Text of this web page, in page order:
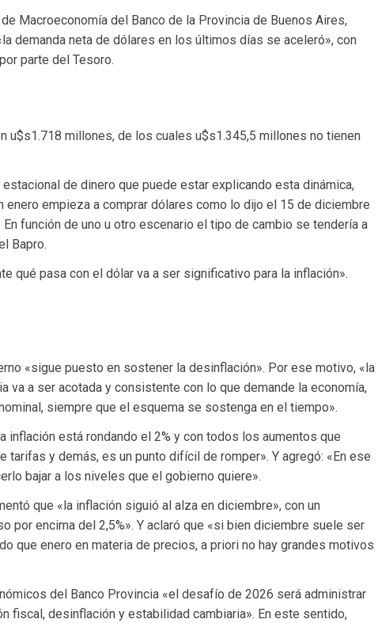
Macroeconomía del Banco de la Provincia de Buenos Aires,
demanda neta de dólares en los últimos días se aceleró», con
parte del Tesoro.
u$s1.718 millones, de los cuales u$s1.345,5 millones no tienen
de dinero que puede estar explicando esta dinámica,
enero empieza a comprar dólares como lo dijo el 15 de diciembre
función de uno u otro escenario el tipo de cambio se tendería a
Bapro.
qué pasa con el dólar va a ser significativo para la inflación».
«sigue puesto en sostener la desinflación». Por ese motivo, «la
va a ser acotada y consistente con lo que demande la economía,
siempre que el esquema se sostenga en el tiempo».
inflación está rondando el 2% y con todos los aumentos que
tarifas y demás, es un punto difícil de romper». Y agregó: «En ese
bajar a los niveles que el gobierno quiere».
que «la inflación siguió al alza en diciembre», con un
por encima del 2,5%». Y aclaró que «si bien diciembre suele ser
que enero en materia de precios, a priori no hay grandes motivos
del Banco Provincia «el desafío de 2026 será administrar
fiscal, desinflación y estabilidad cambiaria». En este sentido,